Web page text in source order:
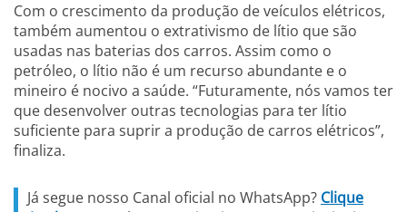
Com o crescimento da produção de veículos elétricos,
também aumentou o extrativismo de lítio que são
usadas nas baterias dos carros. Assim como o
petróleo, o lítio não é um recurso abundante e o
mineiro é nocivo a saúde. “Futuramente, nós vamos ter
que desenvolver outras tecnologias para ter lítio
suficiente para suprir a produção de carros elétricos”,
finaliza.
Já segue nosso Canal oficial no WhatsApp? Clique